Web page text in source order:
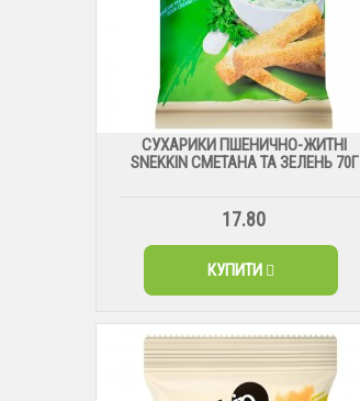
СУХАРИКИ ПШЕНИЧНО-ЖИТНІ
SNEKKIN СМЕТАНА ТА ЗЕЛЕНЬ 70Г
17.80
КУПИТИ